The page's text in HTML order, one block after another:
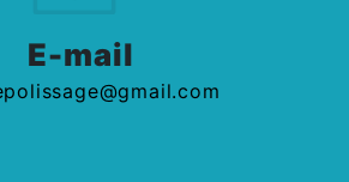
E-mail